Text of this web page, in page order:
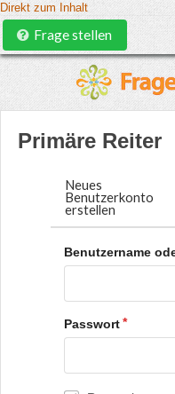
Direkt zum Inhalt
Frage stellen
Primäre Reiter
Neues
Benutzerkonto
erstellen
Benutzername
Passwort